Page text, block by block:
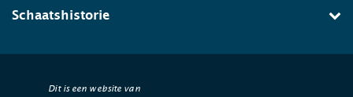
Schaatshistorie
Dit is een website van